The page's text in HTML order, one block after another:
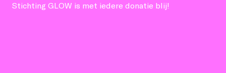
Stichting GLOW is met iedere donatie blij!